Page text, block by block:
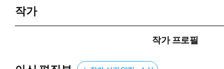
작가
작가 프로필